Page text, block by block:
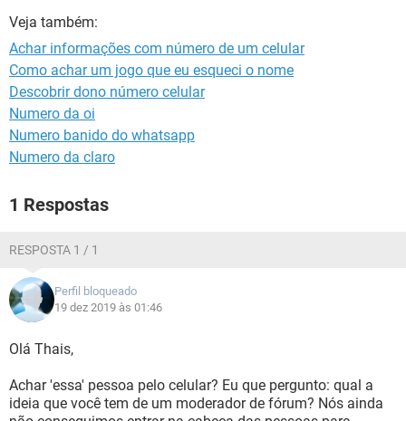
GUIA DE COMPRAS
Veja também:
Achar informações com número de um celular
Como achar um jogo que eu esqueci o nome
Descobrir dono número celular
Numero da oi
Numero banido do whatsapp
Numero da claro
1 Respostas
RESPOSTA 1 / 1
Perfil bloqueado
19 dez 2019 às 01:46
Olá Thais,
Achar 'essa' pessoa pelo celular? Eu que pergunto: qual a
ideia que você tem de um moderador de fórum? Nós ainda